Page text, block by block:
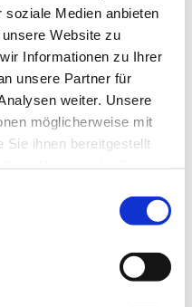
soziale Medien anbieten
Website zu
Informationen zu Ihrer
unsere Partner für
weiter. Unsere
möglicherweise mit
Sie ihnen bereitgestellt